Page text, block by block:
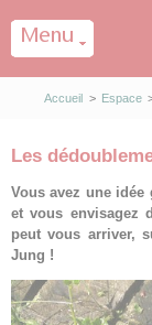
Accueil > Espace
Les
Vous avez une
et vous envisagez
peut vous arriver,
Jung !